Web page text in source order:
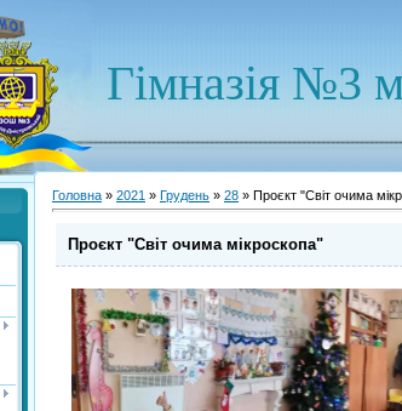
Гімназія №3
Головна » 2021 » Грудень » 28 » Проєкт "Світ очима
Проєкт "Світ очима мікроскопа"